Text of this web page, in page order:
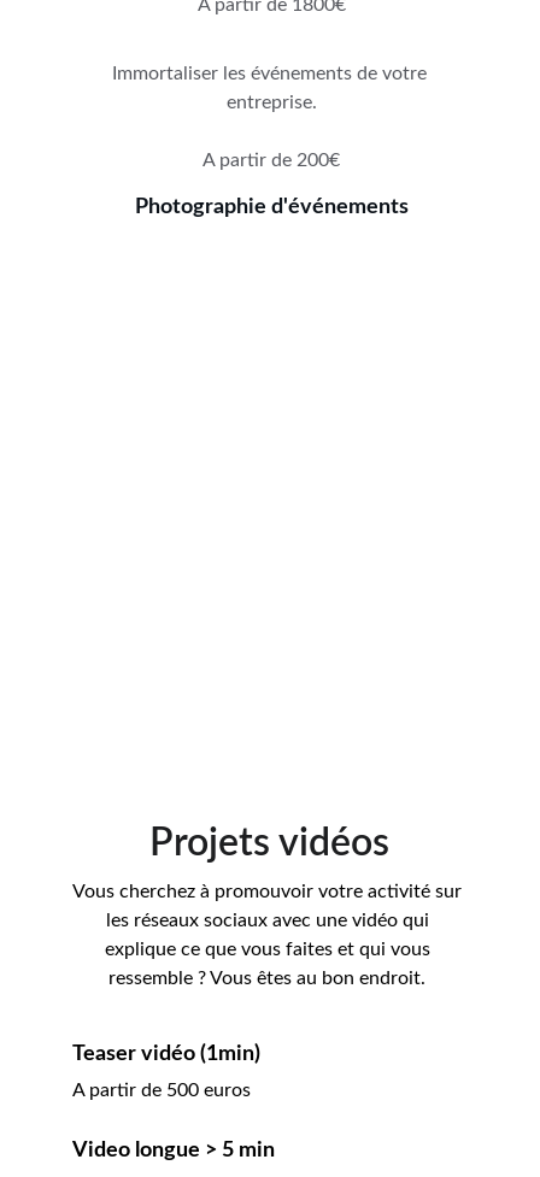
A partir de 1800€
Photographie d'événements
Immortaliser les événements de votre
entreprise.
A partir de 200€
Projets vidéos
Vous cherchez à promouvoir votre activité sur
les réseaux sociaux avec une vidéo qui
explique ce que vous faites et qui vous
ressemble ? Vous êtes au bon endroit.
Video longue > 5 min
Teaser vidéo (1min)
A partir de 500 euros